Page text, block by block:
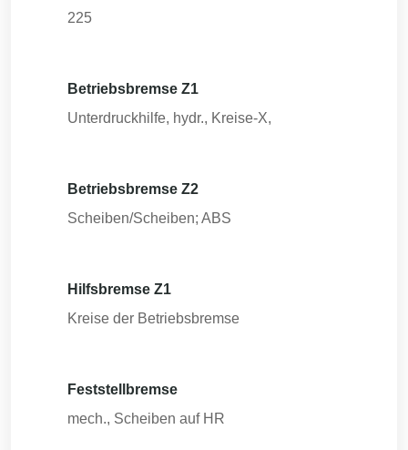
225
Betriebsbremse Z1
Unterdruckhilfe, hydr., Kreise-X,
Betriebsbremse Z2
Scheiben/Scheiben; ABS
Hilfsbremse Z1
Kreise der Betriebsbremse
Feststellbremse
mech., Scheiben auf HR